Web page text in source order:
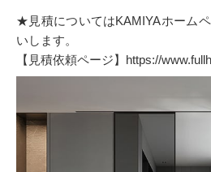
★見積についてはKAMIYAホーム
いします。
【見積依頼ページ】https://